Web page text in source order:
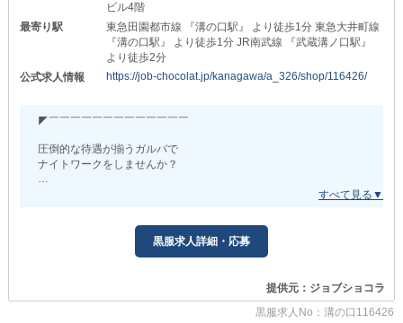
男女関係なく、誰もが”自分らしく”働けます！
困っていることや悩みなども気軽に相談してくださいね。
また、社会情勢の影響から転職を考えている方も
当店なら初月から安定した高収入を手にすることが可能です！
研修など、万全のサポート体制で
【エス】の一員としてすぐに活躍していただけます◎
——————————————————-－－－－━━━━★
▼安心の優良法人経営店！▼
コロナ禍であっても新店をオープンし、
どんな時も常に成長し続けています！
ナイトワーク経験や接客業での経歴などを活かして
ビル4階
最寄り駅
東急田園都市線 『溝の口駅』 より徒歩1分 東急大井町線
『溝の口駅』 より徒歩1分 JR南武線 『武蔵溝ノ口駅』
より徒歩2分
公式求人情報
https://job-chocolat.jp/kanagawa/a_326/shop/116426/
◤￣￣￣￣￣￣￣￣￣￣￣￣￣
圧倒的な待遇が揃うガルバで
ナイトワークをしませんか？
「夜職業界にチャレンジしてみたい」
などなど、志望理由は何でもOK！
黒服求人詳細・応募
提供元：ジョブショコラ
黒服求人No：溝の口116426